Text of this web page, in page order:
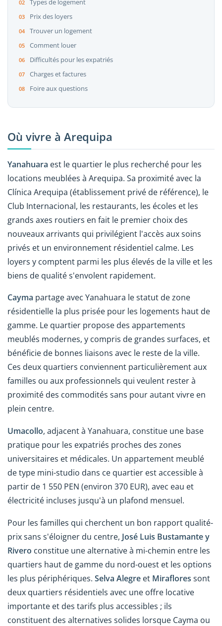
Types de logement
Prix des loyers
Trouver un logement
Comment louer
Difficultés pour les expatriés
Charges et factures
Foire aux questions
Où vivre à Arequipa
Yanahuara est le quartier le plus recherché pour les
locations meublées à Arequipa. Sa proximité avec la
Clínica Arequipa (établissement privé de référence), le
Club Internacional, les restaurants, les écoles et les
grands axes routiers en fait le premier choix des
nouveaux arrivants qui privilégient l'accès aux soins
privés et un environnement résidentiel calme. Les
loyers y comptent parmi les plus élevés de la ville et les
biens de qualité s'envolent rapidement.
Cayma partage avec Yanahuara le statut de zone
résidentielle la plus prisée pour les logements haut de
gamme. Le quartier propose des appartements
meublés modernes, y compris de grandes surfaces, et
bénéficie de bonnes liaisons avec le reste de la ville.
Ces deux quartiers conviennent particulièrement aux
familles ou aux professionnels qui veulent rester à
proximité des commodités sans pour autant vivre en
plein centre.
Umacollo, adjacent à Yanahuara, constitue une base
pratique pour les expatriés proches des zones
universitaires et médicales. Un appartement meublé
de type mini-studio dans ce quartier est accessible à
partir de 1 550 PEN (environ 370 EUR), avec eau et
électricité incluses jusqu'à un plafond mensuel.
Pour les familles qui cherchent un bon rapport qualité-
prix sans s'éloigner du centre, José Luis Bustamante y
Rivero constitue une alternative à mi-chemin entre les
quartiers haut de gamme du nord-ouest et les options
les plus périphériques. Selva Alegre et Miraflores sont
deux quartiers résidentiels avec une offre locative
importante et des tarifs plus accessibles ; ils
constituent des alternatives solides lorsque Cayma ou